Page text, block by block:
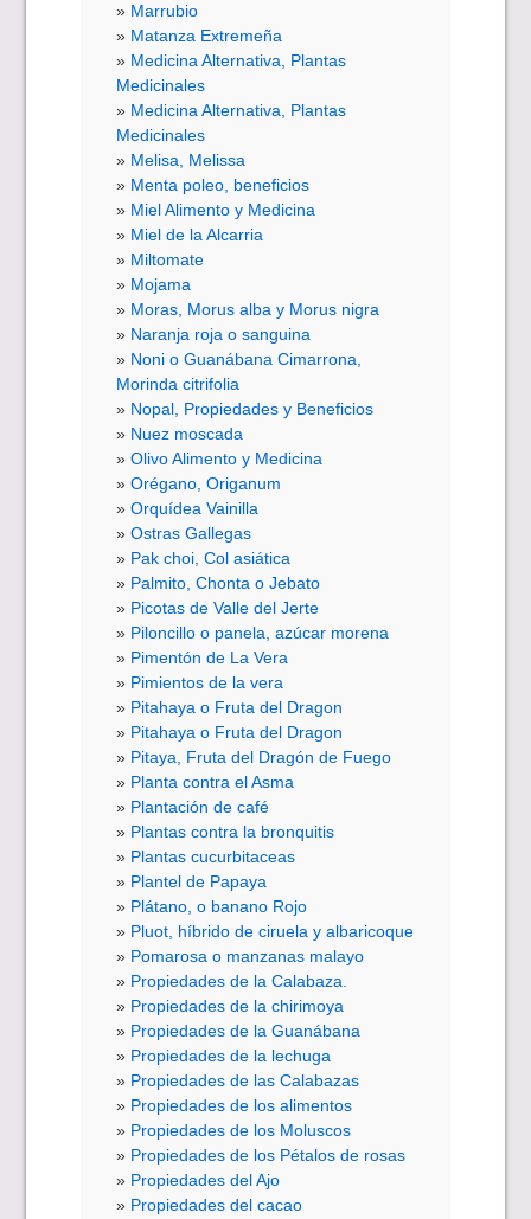
Marrubio
Matanza Extremeña
Medicina Alternativa, Plantas
Medicinales
Medicina Alternativa, Plantas
Medicinales
Melisa, Melissa
Menta poleo, beneficios
Miel Alimento y Medicina
Miel de la Alcarria
Miltomate
Mojama
Moras, Morus alba y Morus nigra
Naranja roja o sanguina
Noni o Guanábana Cimarrona,
Morinda citrifolia
Nopal, Propiedades y Beneficios
Nuez moscada
Olivo Alimento y Medicina
Orégano, Origanum
Orquídea Vainilla
Ostras Gallegas
Pak choi, Col asiática
Palmito, Chonta o Jebato
Picotas de Valle del Jerte
Piloncillo o panela, azúcar morena
Pimentón de La Vera
Pimientos de la vera
Pitahaya o Fruta del Dragon
Pitahaya o Fruta del Dragon
Pitaya, Fruta del Dragón de Fuego
Planta contra el Asma
Plantación de café
Plantas contra la bronquitis
Plantas cucurbitaceas
Plantel de Papaya
Plátano, o banano Rojo
Pluot, híbrido de ciruela y albaricoque
Pomarosa o manzanas malayo
Propiedades de la Calabaza.
Propiedades de la chirimoya
Propiedades de la Guanábana
Propiedades de la lechuga
Propiedades de las Calabazas
Propiedades de los alimentos
Propiedades de los Moluscos
Propiedades de los Pétalos de rosas
Propiedades del Ajo
Propiedades del cacao